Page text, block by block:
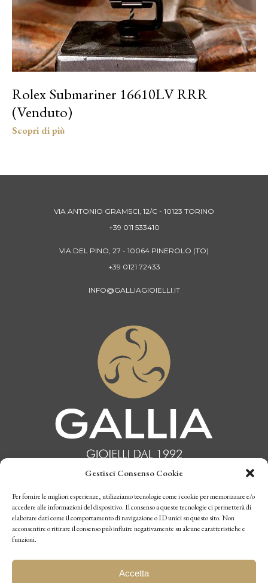
Gestisci Consenso Cookie
Per fornire le migliori esperienze, utilizziamo tecnologie come i cookie per memorizzare e/o
accedere alle informazioni del dispositivo. Il consenso a queste tecnologie ci permetterà di
elaborare dati come il comportamento di navigazione o ID unici su questo sito. Non
acconsentire o ritirare il consenso può influire negativamente su alcune caratteristiche e
funzioni.
Accetta
Rolex Submariner 16610LV RRR
(Venduto)
VIA ANTONIO GRAMSCI, 12/C - 10123 TORINO
+39 011 533410
VIA DEL PINO, 27 - 10064 PINEROLO (TO)
+39 0121 72433
INFO@GALLIAGIOIELLI.IT
INFORMATIVA PRIVACY
CONDIZIONI DI VENDITA